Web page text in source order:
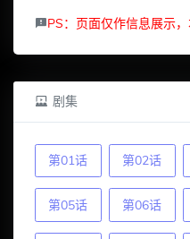
PS：页面仅作信息展示
剧集
第01话 第02话
第05话 第06话